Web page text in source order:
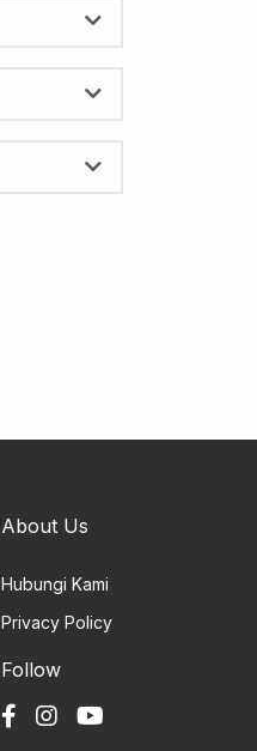
About Us
Hubungi Kami
Privacy Policy
Follow